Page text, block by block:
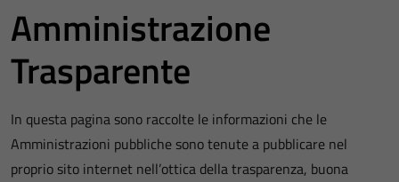
Amministrazione
Trasparente
In questa pagina sono raccolte le informazioni che le
Amministrazioni pubbliche sono tenute a pubblicare nel
proprio sito internet nell’ottica della trasparenza, buona